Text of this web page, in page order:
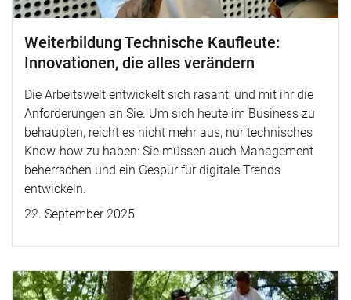
Weiterbildung Technische Kaufleute:
Innovationen, die alles verändern
Die Arbeitswelt entwickelt sich rasant, und mit ihr die
Anforderungen an Sie. Um sich heute im Business zu
behaupten, reicht es nicht mehr aus, nur technisches
Know-how zu haben: Sie müssen auch Management
beherrschen und ein Gespür für digitale Trends
entwickeln.
22. September 2025